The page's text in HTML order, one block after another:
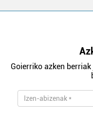
Goierriko azken